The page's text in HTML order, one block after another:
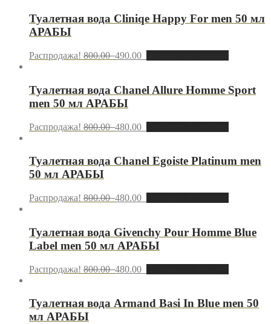
Туалетная вода Сliniqe Happy For men 50 мл
АРАБЫ
Распродажа! 800.00490.00
Туалетная вода Chanel Allure Homme Sport
men 50 мл АРАБЫ
Распродажа! 800.00480.00
Туалетная вода Chanel Egoiste Platinum men
50 мл АРАБЫ
Распродажа! 800.00480.00
Туалетная вода Givenchy Pour Homme Blue
Label men 50 мл АРАБЫ
Распродажа! 800.00480.00
Туалетная вода Armand Basi In Blue men 50
мл АРАБЫ